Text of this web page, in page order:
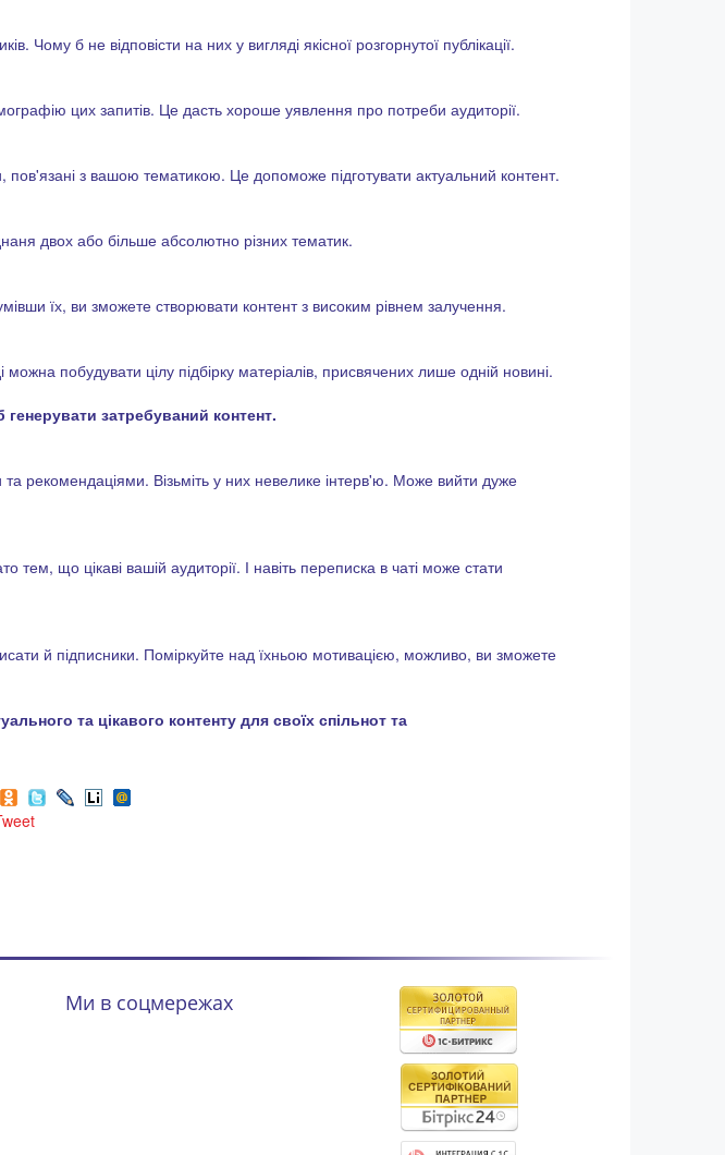
Чому б не відповісти на них у вигляді якісної розгорнутої публікації.
цих запитів. Це дасть хороше уявлення про потреби аудиторії.
з вашою тематикою. Це допоможе підготувати актуальний контент.
двох або більше абсолютно різних тематик.
їх, ви зможете створювати контент з високим рівнем залучення.
побудувати цілу підбірку матеріалів, присвячених лише одній новині.
генерувати затребуваний контент.
рекомендаціями. Візьміть у них невелике інтерв'ю. Може вийти дуже
що цікаві вашій аудиторії. І навіть переписка в чаті може стати
й підписники. Поміркуйте над їхньою мотивацією, можливо, ви зможете
та цікавого контенту для своїх спільнот та
Ми в соцмережах